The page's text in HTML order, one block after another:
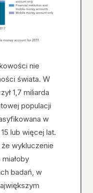
nie
świata. W
1,7 miliarda
populacji
w
lub więcej lat.
wykluczenie
badań, w